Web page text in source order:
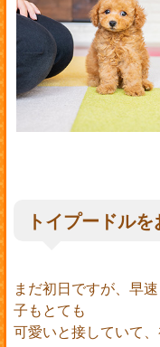
トイプードル
まだ初日ですが、早
子もとても
可愛いと接していて